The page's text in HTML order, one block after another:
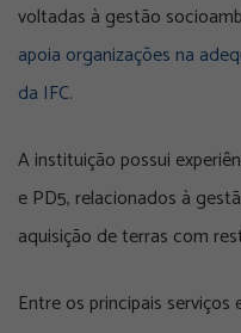
voltadas à gestão
apoia organizações na
da IFC.
A instituição possui
e PD5, relacionados à
aquisição de terras com
Entre os principais serviços